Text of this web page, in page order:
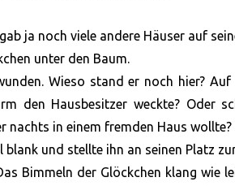
ja noch viele andere Häuser auf
unter den Baum.
Wieso stand er noch hier?
den Hausbesitzer weckte? Oder
nachts in einem fremden Haus
und stellte ihn an seinen Platz
Bimmeln der Glöckchen klang wie